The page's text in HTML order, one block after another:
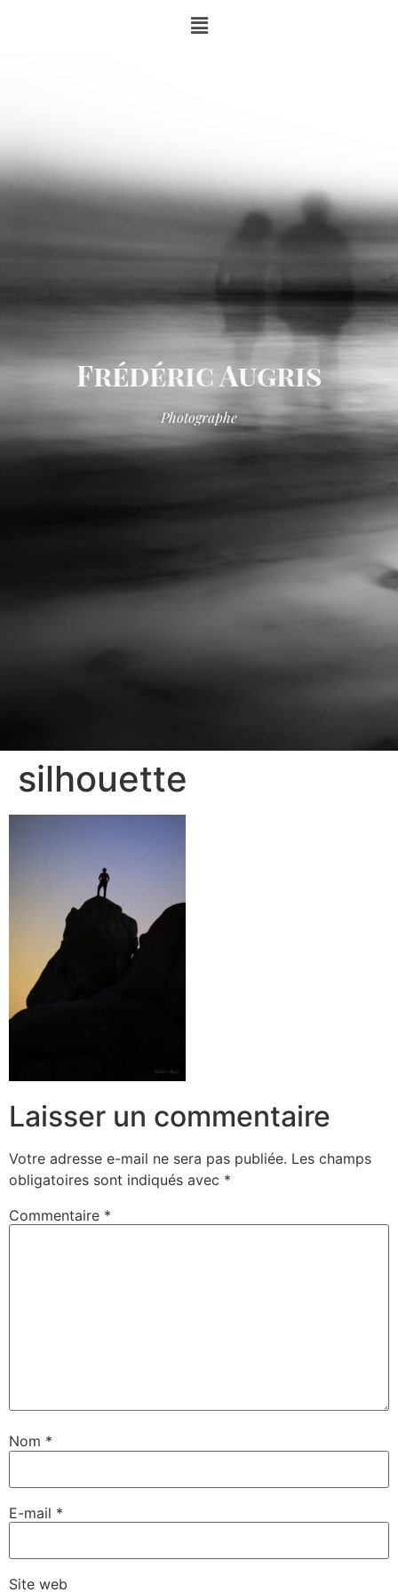
Frédéric Augris
Photographe
silhouette
Laisser un commentaire
Votre adresse e-mail ne sera pas publiée. Les champs
obligatoires sont indiqués avec *
Commentaire *
Nom *
E-mail *
Site web